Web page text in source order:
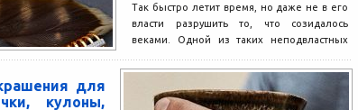
Так быстро летит время, но даже не в его
власти разрушить то, что созидалось
веками. Одной из таких неподвластных
для
кулоны,